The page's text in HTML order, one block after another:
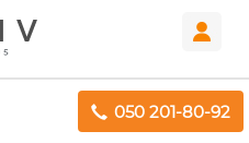
050 201-80-92